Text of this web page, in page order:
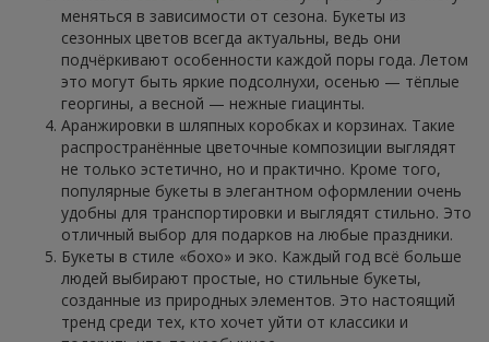
меняться в зависимости от сезона. Букеты из
сезонных цветов всегда актуальны, ведь они
подчёркивают особенности каждой поры года. Летом
это могут быть яркие подсолнухи, осенью — тёплые
георгины, а весной — нежные гиацинты.
Аранжировки в шляпных коробках и корзинах. Такие
распространённые цветочные композиции выглядят
не только эстетично, но и практично. Кроме того,
популярные букеты в элегантном оформлении очень
удобны для транспортировки и выглядят стильно. Это
отличный выбор для подарков на любые праздники.
Букеты в стиле «бохо» и эко. Каждый год всё больше
людей выбирают простые, но стильные букеты,
созданные из природных элементов. Это настоящий
тренд среди тех, кто хочет уйти от классики и